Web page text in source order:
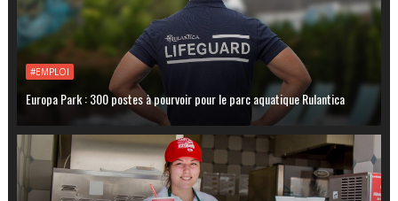
#EMPLOI
Europa Park : 300 postes à pourvoir pour le parc aquatique Rulantica